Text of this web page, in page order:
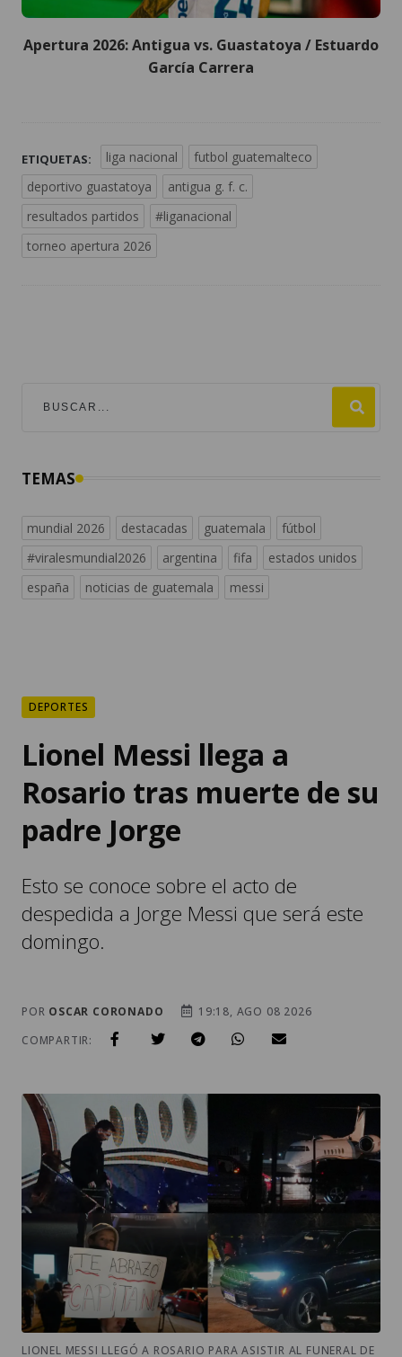
Apertura 2026: Antigua vs. Guastatoya / Estuardo
García Carrera
ETIQUETAS: liga nacional
futbol guatemalteco
deportivo guastatoya
antigua g. f. c.
resultados partidos
#liganacional
torneo apertura 2026
TEMAS
mundial 2026 destacadas guatemala
fútbol
#viralesmundial2026
argentina fifa
estados unidos
españa
noticias de guatemala messi
DEPORTES
Lionel Messi llega a
Rosario tras muerte de su
padre Jorge
Esto se conoce sobre el acto de
despedida a Jorge Messi que será este
domingo.
POR OSCAR CORONADO
19:18, AGO 08 2026
COMPARTIR:
LIONEL MESSI LLEGÓ A ROSARIO PARA ASISTIR AL FUNERAL DE